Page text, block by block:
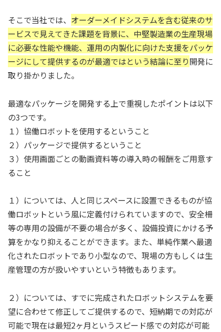
そこで当社では、 オーダーメイドシステムを含む従来のサ
ービスで見えてきた課題を背景に、中堅製造業の生産現場
に必要な性能や機能、運用の内製化に向けた支援をパッケ
ージにして提供するのが最適ではという結論に至り開発に
取り掛かりました。
最適なパッケージを開発する上で重視したポイントは以下
の3つです。
１）協働ロボットを使用するということ
２）パッケージで提供するということ
３）使用画面ごとの動画資料等の導入時の報酬をご用意す
ること
１）については、人と同じスペースに設置できるものが協
働ロボットという風に定義付けられていますので、安全柵
等の専用の設備が不要の場合が多く、設備投資にかける予
算をかなり抑えることができます。また、単純作業へ最適
化されたロボットであり小型なので、現場の方もしくは生
産管理の方が扱いやすいという特徴もあります。
２）については、すでに完成されたロボットシステムを要
望に合わせて修正してご提供するので、短納期での対応が
可能で現在は最短2ヶ月というスピード感での対応が可能